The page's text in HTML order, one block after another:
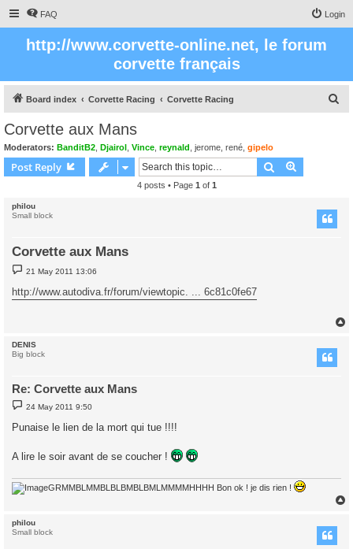
FAQ Login
http://www.corvette-online.net, le forum
corvette français
Board index Corvette Racing Corvette Racing
Corvette aux Mans
Moderators: BanditB2 Djairol Vince reynald jerome rené gipelo
Post Reply Search
4 posts • Page 1 of 1
philou
Small block
Corvette aux Mans
P
o
t
21 May 2011 13:06
http://www.autodiva.fr/forum/viewtopic. ... 6c81c0fe67
DENIS
Big block
Re: Corvette aux Mans
P
o
t
24 May 2011 9:50
Punaise le lien de la mort qui tue !!!!
A lire le soir avant de se coucher !
GRMMBLMMBLBLBMBLBMLMMMMHHHH Bon ok ! je dis rien !
philou
Small block